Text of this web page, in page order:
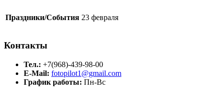
Праздники/События 23 февраля
Контакты
Тел.: +7(968)-439-98-00
E-Mail: fotopilot1@gmail.com
График работы: Пн-Вс